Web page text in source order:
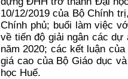
10/12/2019 của Bộ Chính
Chính phủ; buổi làm việc
về tiến độ giải ngân các
năm 2020; các kết luận
giá cao của Bộ Giáo dục
học Huế.